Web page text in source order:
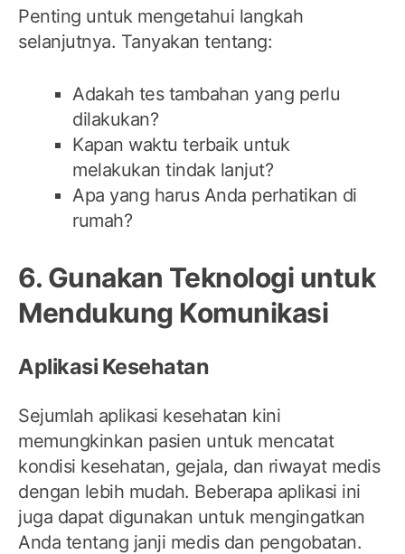
Penting untuk mengetahui langkah
selanjutnya. Tanyakan tentang:
Adakah tes tambahan yang perlu
dilakukan?
Kapan waktu terbaik untuk
melakukan tindak lanjut?
Apa yang harus Anda perhatikan di
rumah?
6. Gunakan Teknologi untuk
Mendukung Komunikasi
Aplikasi Kesehatan
Sejumlah aplikasi kesehatan kini
memungkinkan pasien untuk mencatat
kondisi kesehatan, gejala, dan riwayat medis
dengan lebih mudah. Beberapa aplikasi ini
juga dapat digunakan untuk mengingatkan
Anda tentang janji medis dan pengobatan.